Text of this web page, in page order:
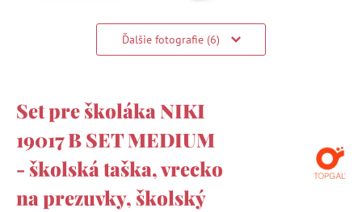
Ďalšie fotografie (6)
Set pre školáka NIKI
19017 B SET MEDIUM
- školská taška, vrecko
na prezuvky, školský